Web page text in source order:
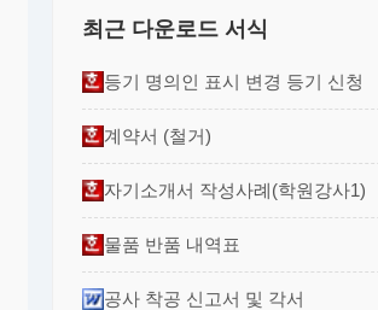
최근 다운로드 서식
등기 명의인 표시 변경 등기 신청
계약서 (철거)
자기소개서 작성사례(학원강사1)
물품 반품 내역표
공사 착공 신고서 및 각서